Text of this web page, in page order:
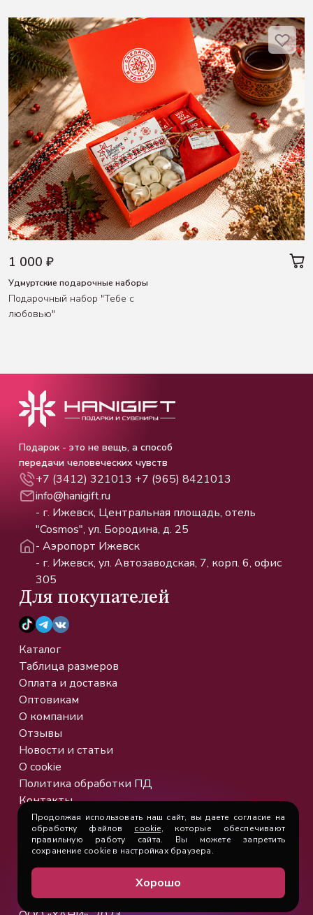
1 000 ₽
Удмуртские подарочные наборы
Подарочный набор "Тебе с
любовью"
Подарок - это не вещь, а способ
передачи человеческих чувств
+7 (3412) 321013 +7 (965) 8421013
info@hanigift.ru
- г. Ижевск, Центральная площадь, отель
"Cosmos", ул. Бородина, д. 25
- Аэропорт Ижевск
- г. Ижевск, ул. Автозаводская, 7, корп. 6, офис
305
Для покупателей
Каталог
Таблица размеров
Оплата и доставка
Оптовикам
О компании
Отзывы
Новости и статьи
О cookie
Политика обработки ПД
Контакты
Сайт разработан в рамках
национального проекта "Малое и
среднее предпринимательство"
при поддержке центра "Мой бизнес"
Продолжая использовать наш сайт, вы даете согласие на
обработку файлов cookie, которые обеспечивают
правильную работу сайта. Вы можете запретить
сохранение cookie в настройках браузера.
Хорошо